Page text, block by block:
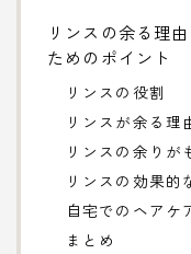
リンスの余る理
ためのポイント
リンスの役割
リンスが余る理
リンスの余りが
リンスの効果的
自宅でのヘアケ
まとめ